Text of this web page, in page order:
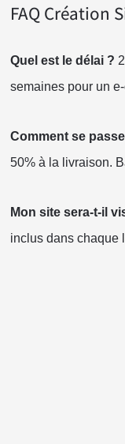
FAQ Création
Quel est le délai ?
semaines pour un
Comment se
50% à la livraison.
Mon site sera-t-il
inclus dans chaque